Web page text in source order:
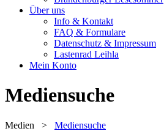
Über uns
Info & Kontakt
FAQ & Formulare
Datenschutz & Impressum
Lastenrad Leihla
Mein Konto
Mediensuche
Medien > Mediensuche